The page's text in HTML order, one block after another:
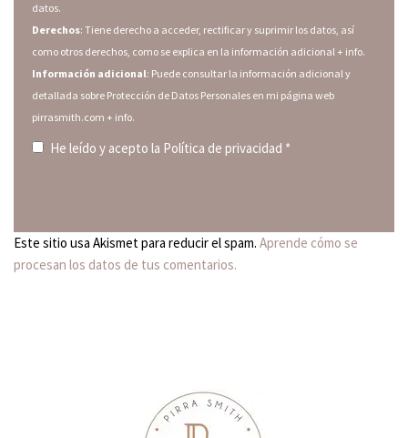
datos.
Derechos: Tiene derecho a acceder, rectificar y suprimir los datos, así
como otros derechos, como se explica en la información adicional+ info.
Información adicional: Puede consultar la información adicional y
detallada sobre Protección de Datos Personales en mi página web
pirrasmith.com + info.
He leído y acepto la Política de privacidad *
Este sitio usa Akismet para reducir el spam. Aprende cómo se
procesan los datos de tus comentarios.